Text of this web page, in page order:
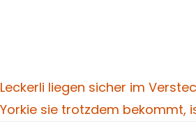
Leckerli liegen sicher im
Yorkie sie trotzdem bekommt,